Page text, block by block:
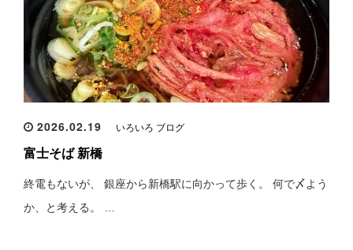
2026.02.19 いろいろ ブログ
富士そば 新橋
終電もないが、 銀座から新橋駅に向かって歩く。 何で〆よう
か、と考える。 …